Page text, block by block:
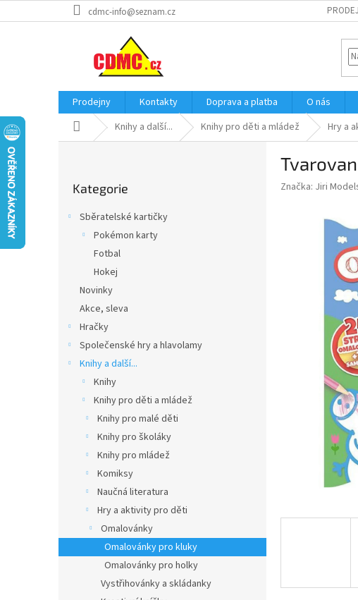
na
cdmc-info@seznam.cz
Prodejny Kontakty Doprava a platba O nás
Domů Knihy a další... Knihy pro děti a mládež Hry a
kategorie
Kategorie
Sběratelské kartičky
Pokémon karty
Fotbal
Hokej
Novinky
Akce, sleva
Hračky
Společenské hry a hlavolamy
Knihy a další...
Knihy
Knihy pro děti a mládež
Knihy pro malé děti
Knihy pro školáky
Knihy pro mládež
Komiksy
Naučná literatura
Hry a aktivity pro děti
Omalovánky
Omalovánky pro kluky
Omalovánky pro holky
Vystřihovánky a skládanky
Značka: Jiri